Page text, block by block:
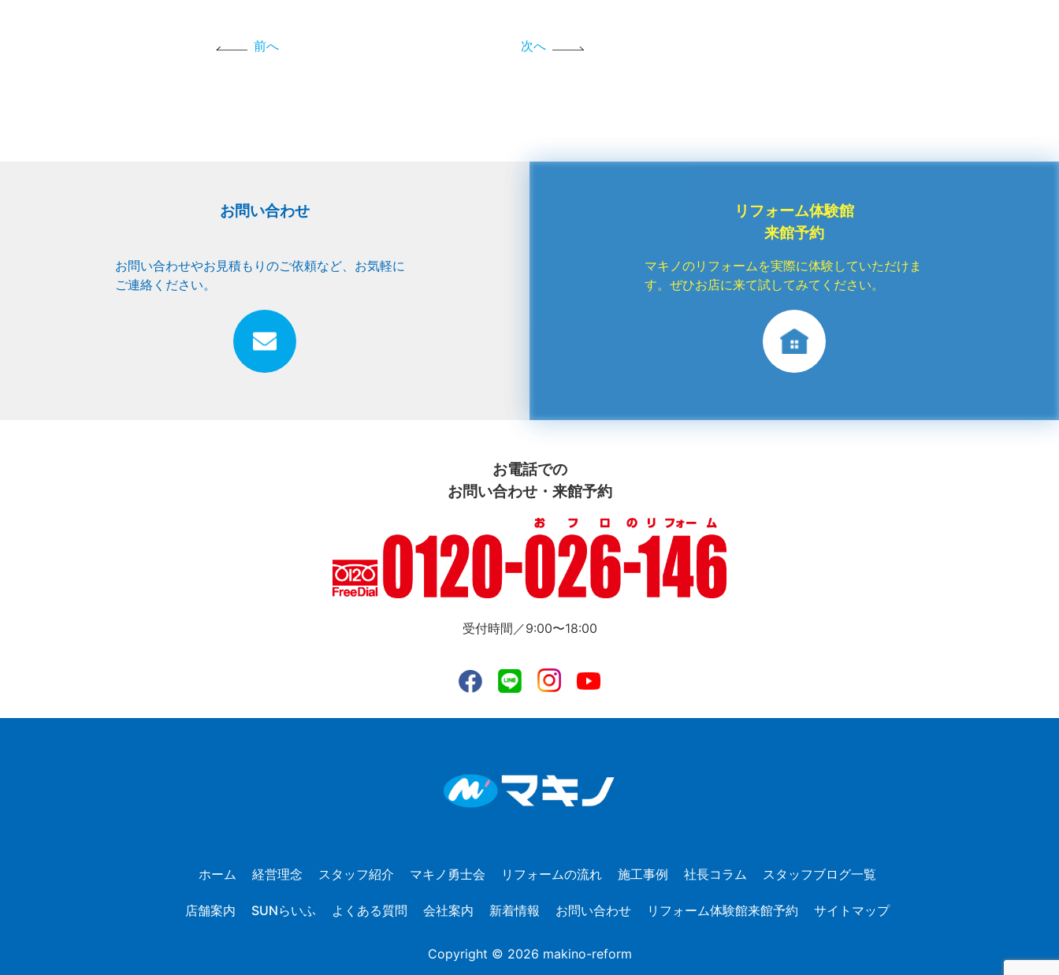
前へ 次へ
お問い合わせ
お問い合わせやお見積もりのご依頼など、お気軽に
ご連絡ください。
リフォーム体験館
来館予約
マキノのリフォームを実際に体験していただけま
す。ぜひお店に来て試してみてください。
お電話での
お問い合わせ・来館予約
受付時間／9:00〜18:00
ホーム 経営理念 スタッフ紹介 マキノ勇士会 リフォームの流れ 施工事例 社長コラム スタッフブログ一覧
店舗案内 SUNらいふ よくある質問 会社案内 新着情報 お問い合わせ リフォーム体験館来館予約 サイトマップ
Copyright © 2026 makino-reform